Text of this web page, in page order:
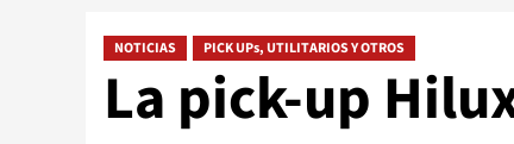
NOTICIAS PICK UPs, UTILITARIOS Y OTROS
La pick-up